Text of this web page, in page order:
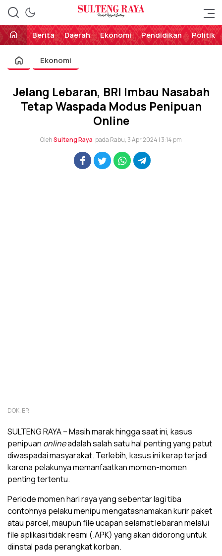
Sulteng Raya
Perekat Rakyat Sulteng
Berita
Daerah Ekonomi Pendidikan Politik
Ekonomi
Jelang Lebaran, BRI Imbau Nasabah
Tetap Waspada Modus Penipuan
Online
OlehSulteng Raya pada Rabu, 3 Apr 2024 | 3:14 pm
DOK. BRI
SULTENG RAYA – Masih marak hingga saat ini, kasus
penipuan onlineadalah salah satu hal penting yang patut
diwaspadai masyarakat. Terlebih, kasus ini kerap terjadi
karena pelakunya memanfaatkan momen-momen
penting tertentu.
Periode momen hari raya yang sebentar lagi tiba
contohnya pelaku menipu mengatasnamakan kurir paket
atau parcel,maupun file ucapan selamat lebaran melalui
file aplikasi tidak resmi (.APK) yang akan didorong untuk
diinstal pada perangkat korban.